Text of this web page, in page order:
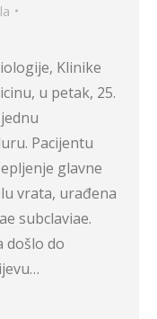
Klinike
u petak, 25.
Pacijentu
glavne
vrata, urađena
subclaviae.
došlo do